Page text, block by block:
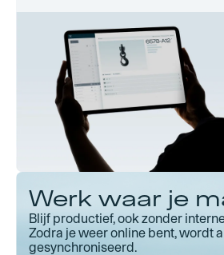
Werk waar je
Blijf productief, ook zonder
Zodra je weer online bent, wordt
gesynchroniseerd.